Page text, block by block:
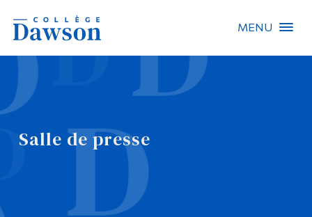
MENU
Salle de presse
Recherche sur le site
Recherche de personnes
EN